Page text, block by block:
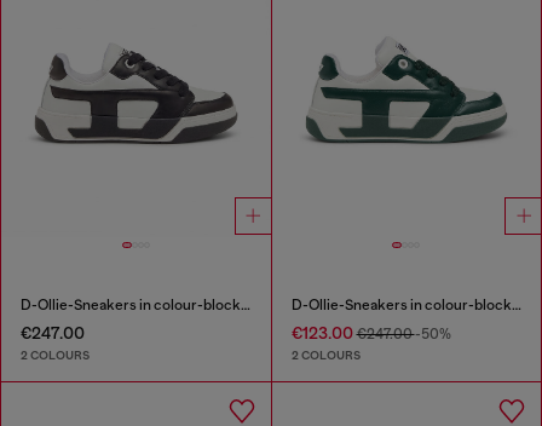
D-Ollie-Sneakers in colour-block leather
€247.00
2 COLOURS
D-Ollie-Sneakers in colour-block leather
€123.00€247.00-50%
2 COLOURS